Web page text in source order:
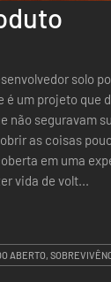
solo
é um projeto que
não seguravam
as coisas
em uma
vida de volt...
ABERTO,